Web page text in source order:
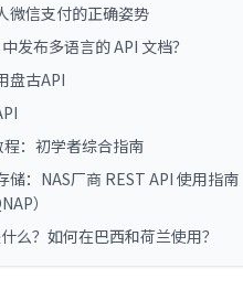
微信支付的正确姿势
发布多语言的 API 文档？
盘古API
：初学者综合指南
储：NAS厂商 REST API 使用指南
）
么？如何在巴西和荷兰使用？